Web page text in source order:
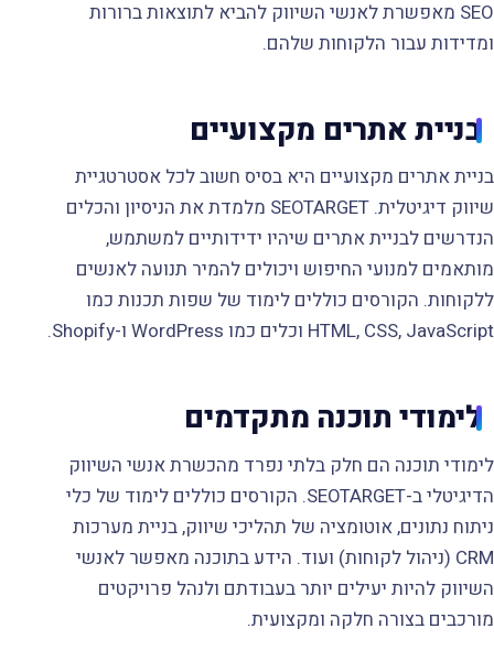
SEO מאפשרת לאנשי השיווק להביא לתוצאות ברורות
ומדידות עבור הלקוחות שלהם.
בניית אתרים מקצועיים
בניית אתרים מקצועיים היא בסיס חשוב לכל אסטרטגיית
שיווק דיגיטלית. SEOTARGET מלמדת את הניסיון והכלים
הנדרשים לבניית אתרים שיהיו ידידותיים למשתמש,
מותאמים למנועי החיפוש ויכולים להמיר תנועה לאנשים
ללקוחות. הקורסים כוללים לימוד של שפות תכנות כמו
HTML, CSS, JavaScript וכלים כמו WordPress ו-Shopify.
לימודי תוכנה מתקדמים
לימודי תוכנה הם חלק בלתי נפרד מהכשרת אנשי השיווק
הדיגיטלי ב-SEOTARGET. הקורסים כוללים לימוד של כלי
ניתוח נתונים, אוטומציה של תהליכי שיווק, בניית מערכות
CRM (ניהול לקוחות) ועוד. הידע בתוכנה מאפשר לאנשי
השיווק להיות יעילים יותר בעבודתם ולנהל פרויקטים
מורכבים בצורה חלקה ומקצועית.